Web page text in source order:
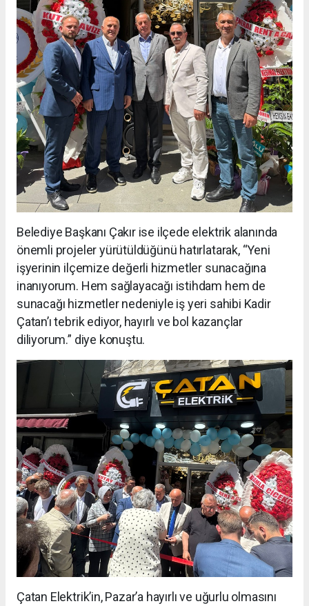
Belediye Başkanı Çakır ise ilçede elektrik alanında
önemli projeler yürütüldüğünü hatırlatarak, “Yeni
işyerinin ilçemize değerli hizmetler sunacağına
inanıyorum. Hem sağlayacağı istihdam hem de
sunacağı hizmetler nedeniyle iş yeri sahibi Kadir
Çatan’ı tebrik ediyor, hayırlı ve bol kazançlar
diliyorum.” diye konuştu.
Çatan Elektrik’in, Pazar’a hayırlı ve uğurlu olmasını